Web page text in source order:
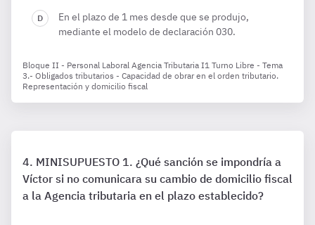
En el plazo de 1 mes desde que se produjo,
mediante el modelo de declaración 030.
Bloque II - Personal Laboral Agencia Tributaria I1 Turno Libre - Tema
3.- Obligados tributarios - Capacidad de obrar en el orden tributario.
Representación y domicilio fiscal
MINISUPUESTO 1. ¿Qué sanción se impondría a
Víctor si no comunicara su cambio de domicilio fiscal
a la Agencia tributaria en el plazo establecido?